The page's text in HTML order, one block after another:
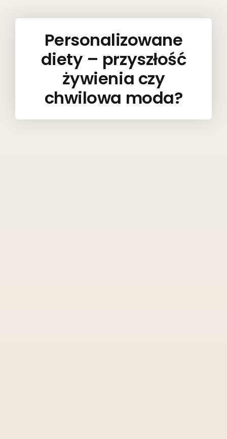
Personalizowane
diety – przyszłość
żywienia czy
chwilowa moda?